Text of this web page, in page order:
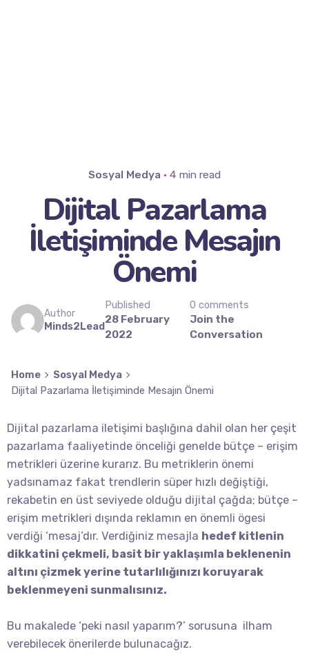
Sosyal Medya 4 min read
Dijital Pazarlama
İletişiminde Mesajın
Önemi
Author
Minds2Lead
Published
28 February
2022
0 comments
Join the
Conversation
Home
Sosyal Medya
Dijital Pazarlama İletişiminde Mesajın Önemi
Dijital pazarlama iletişimi başlığına dahil olan her çeşit
pazarlama faaliyetinde önceliği genelde bütçe – erişim
metrikleri üzerine kurarız. Bu metriklerin önemi
yadsınamaz fakat trendlerin süper hızlı değiştiği,
rekabetin en üst seviyede olduğu dijital çağda; bütçe –
erişim metrikleri dışında reklamın en önemli ögesi
verdiği ‘mesaj’dır. Verdiğiniz mesajla hedef kitlenin
dikkatini çekmeli, basit bir yaklaşımla beklenenin
altını çizmek yerine tutarlılığınızı koruyarak
beklenmeyeni sunmalısınız.
Bu makalede ‘peki nasıl yaparım?’ sorusuna ilham
verebilecek önerilerde bulunacağız.